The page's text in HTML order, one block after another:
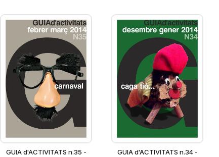
GUIA d'ACTIVITATS n.35 -
GUIA d'ACTIVITATS n.34 -